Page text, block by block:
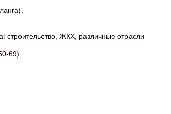
ЖКХ, различные отрасли
69).